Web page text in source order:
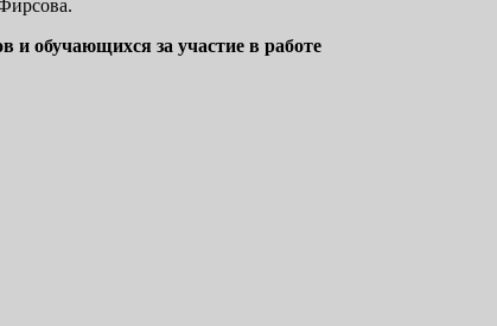
и обучающихся за участие в работе